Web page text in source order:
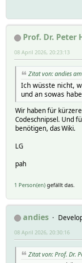
Prof. Dr. Peter
08 April 2026, 20:23:13
Zitat von: andies
Ich wüsste nicht,
und an sowas
Wir haben für
Codeschnipsel. Und
benötigen, das Wiki.
LG
pah
1 Person(en) gefällt das.
andies
08 April 2026, 20:30:16
Zitat von: Prof. Dr.